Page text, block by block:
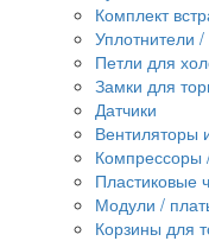
Комплект
Уплотнители
Петли для
Замки для
Датчики
Вентиляторы
Компрессоры
Пластиковые
Модули /
Корзины для